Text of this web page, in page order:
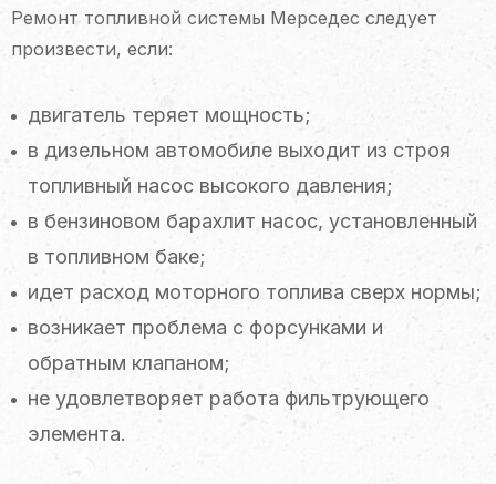
Ремонт топливной системы Мерседес следует
произвести, если:
двигатель теряет мощность;
в дизельном автомобиле выходит из строя
топливный насос высокого давления;
в бензиновом барахлит насос, установленный
в топливном баке;
идет расход моторного топлива сверх нормы;
возникает проблема с форсунками и
обратным клапаном;
не удовлетворяет работа фильтрующего
элемента.